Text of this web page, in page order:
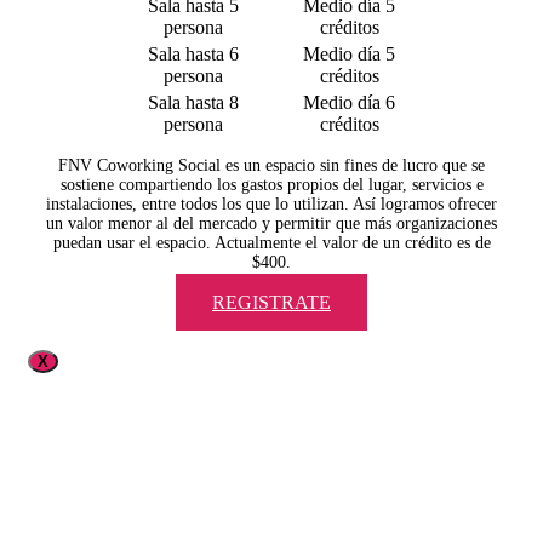
Sala hasta 5
persona
Medio día 5
créditos
Sala hasta 6
persona
Medio día 5
créditos
Sala hasta 8
persona
Medio día 6
créditos
FNV Coworking Social es un espacio sin fines de lucro que se
sostiene compartiendo los gastos propios del lugar, servicios e
instalaciones, entre todos los que lo utilizan. Así logramos ofrecer
un valor menor al del mercado y permitir que más organizaciones
puedan usar el espacio. Actualmente el valor de un crédito es de
$400.
REGISTRATE
X